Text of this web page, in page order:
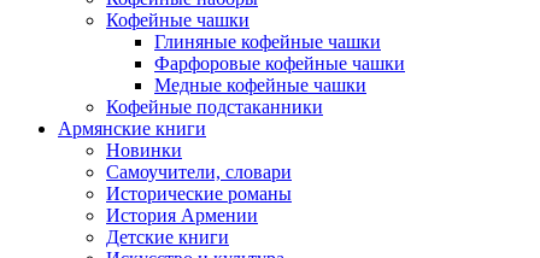
Кофейные чашки
Глиняные кофейные чашки
Фарфоровые кофейные чашки
Медные кофейные чашки
Кофейные подстаканники
Армянские книги
Новинки
Самоучители, словари
Исторические романы
История Армении
Детские книги